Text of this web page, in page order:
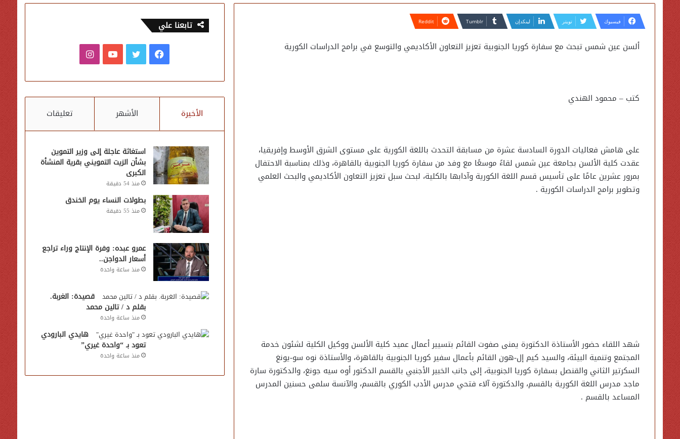
فيسبوك تويتر لينكدإن
ألسن عين شمس تبحث مع سفارة كوريا الجنوبية تعزيز التعاون الأكاديمي والتوسع في برامج الدراسات الكورية
كتب – محمود الهندي
على هامش فعاليات الدورة السادسة عشرة من مسابقة التحدث باللغة الكورية على مستوى الشرق الأوسط وإفريقيا،
عقدت كلية الألسن بجامعة عين شمس لقاءً موسعًا مع وفد من سفارة كوريا الجنوبية بالقاهرة، وذلك بمناسبة الاحتفال
بمرور عشرين عامًا على تأسيس قسم اللغة الكورية وآدابها بالكلية، لبحث سبل تعزيز التعاون الأكاديمي والبحث العلمي
وتطوير برامج الدراسات الكورية .
شهد اللقاء حضور الأستاذة الدكتورة يمنى صفوت القائم بتسيير أعمال عميد كلية الألسن ووكيل الكلية لشئون خدمة
المجتمع وتنمية البيئة، والسيد كيم إل-هون القائم بأعمال سفير كوريا الجنوبية بالقاهرة، والأستاذة نوه سو-يونغ
السكرتير الثاني والقنصل بسفارة كوريا الجنوبية، إلى جانب الخبير الأجنبي بالقسم الدكتور أوه سيه جونغ، والدكتورة سارة
ماجد مدرس اللغة الكورية بالقسم، والدكتورة آلاء فتحي مدرس الأدب الكوري بالقسم، والآنسة سلمى حسنين المدرس
المساعد بالقسم .
تابعنا علي
فيسبوكتويتر يوتيوبانستقرام
الأخيرة الأشهر تعليقات
استغاثة عاجلة إلى وزير التموين
بشأن الزيت التمويني بقرية المنشأة
الكبرى
منذ 54 دقيقة
بطولات النساء يوم الخندق
منذ 55 دقيقة
عمرو عبده: وفرة الإنتاج وراء تراجع
أسعار الدواجن..
منذ ساعة واحدة
قصيدة: الغربة.
بقلم د / تالين محمد
منذ ساعة واحدة
هايدي البارودي
تعود بـ “واحدة غيري”
منذ ساعة واحدة